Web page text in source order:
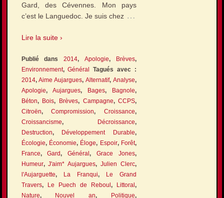
Gard, des Cévennes. Mon pays
c’est le Languedoc. Je suis chez …
Lire la suite ›
Publié dans2014,Apologie, Brèves,
Environnement,Général
Tagués avec :
2014,Aime Aujargues,Alternatif,Analyse,
Apologie,Aujargues, Bages, Bagnole,
Béton, Bois, Brèves, Campagne,CCPS,
Citroën,Compromission,Croissance,
Croissancisme, Décroissance,
Destruction, Développement Durable,
Écologie, Économie, Éloge, Espoir, Forêt,
France,Gard,Général,Grace Jones,
Humeur,J'aim* Aujargues,Julien Clerc,
l'Aujarguette, La Franqui,
Le Grand
Travers, Le Puech de Reboul, Littoral,
Nature, Nouvel an, Politique,